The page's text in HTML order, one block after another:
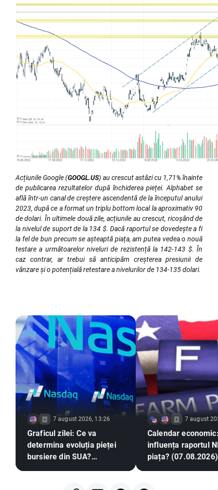
Acțiunile Google (GOOGL.US) au crescut astăzi cu 1,71% înainte
de publicarea rezultatelor după închiderea pieței. Alphabet se
află într-un canal de creștere ascendentă de la începutul anului
2023, după ce a format un triplu bottom local la aproximativ 90
de dolari. În ultimele două zile, acțiunile au crescut, ricoșând de
la nivelul de suport de la 134 $. Dacă raportul se dovedește a fi
la fel de bun precum se așteaptă piața, am putea vedea o nouă
testare a următoarelor niveluri de rezistență la 142-143 $. În
caz contrar, ar trebui să anticipăm creșterea presiunii de
vânzare și o potențială retestare a nivelurilor de 134-135 dolari.
7 august 2026, 13:26
Graficul zilei: Ce va
determina evoluția pieței
bursiere din SUA?
7 august
Calendar
influența raportul
piața? (07.08.2026)